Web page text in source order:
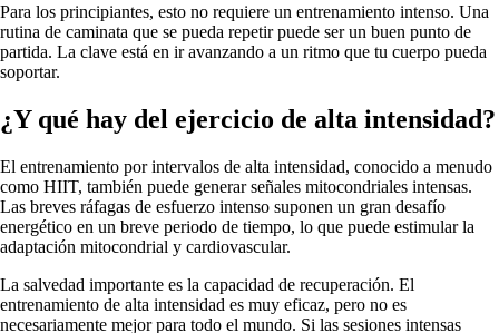
Para los principiantes, esto no requiere un entrenamiento intenso. Una
rutina de caminata que se pueda repetir puede ser un buen punto de
partida. La clave está en ir avanzando a un ritmo que tu cuerpo pueda
soportar.
¿Y qué hay del ejercicio de alta intensidad?
El entrenamiento por intervalos de alta intensidad, conocido a menudo
como HIIT, también puede generar señales mitocondriales intensas.
Las breves ráfagas de esfuerzo intenso suponen un gran desafío
energético en un breve periodo de tiempo, lo que puede estimular la
adaptación mitocondrial y cardiovascular.
La salvedad importante es la capacidad de recuperación. El
entrenamiento de alta intensidad es muy eficaz, pero no es
necesariamente mejor para todo el mundo. Si las sesiones intensas